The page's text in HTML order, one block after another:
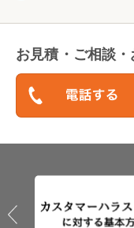
お見積・ご相談